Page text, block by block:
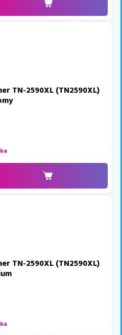
TN-2590XL (TN2590XL)
TN-2590XL (TN2590XL)